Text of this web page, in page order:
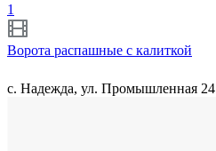
1
Ворота распашные с калиткой
с. Надежда, ул. Промышленная 24